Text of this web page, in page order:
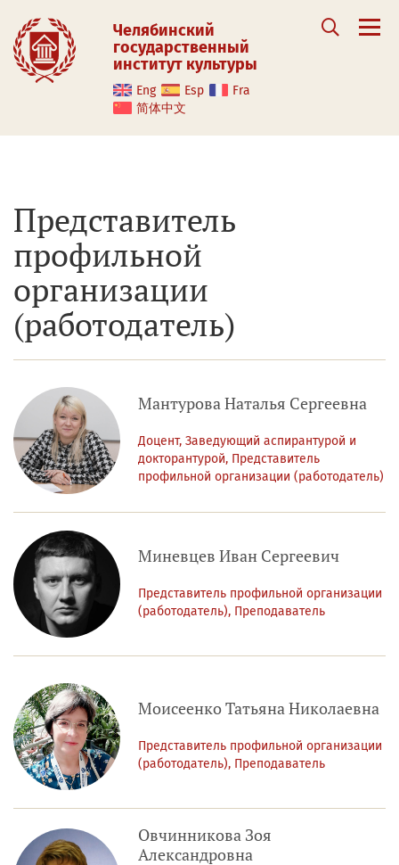
Челябинский
государственный
институт культуры
Eng Esp
Fra
简体中文
Представитель
профильной
организации
(работодатель)
Мантурова Наталья Сергеевна
Доцент, Заведующий аспирантурой и
докторантурой, Представитель
профильной организации (работодатель)
Миневцев Иван Сергеевич
Представитель профильной организации
(работодатель), Преподаватель
Моисеенко Татьяна Николаевна
Представитель профильной организации
(работодатель), Преподаватель
Овчинникова Зоя
Александровна